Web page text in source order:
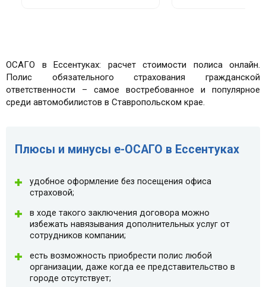
ОСАГО в Ессентуках: расчет стоимости полиса онлайн.
Полис обязательного страхования гражданской
ответственности – самое востребованное и популярное
среди автомобилистов в Ставропольском крае.
Плюсы и минусы e-ОСАГО в Ессентуках
удобное оформление без посещения офиса
страховой;
в ходе такого заключения договора можно
избежать навязывания дополнительных услуг от
сотрудников компании;
есть возможность приобрести полис любой
организации, даже когда ее представительство в
городе отсутствует;